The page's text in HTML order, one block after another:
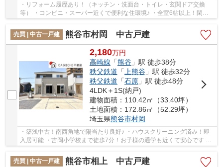
・リフォーム履歴あり！（キッチン・洗面台・トイレ・玄関ドア交換
等） ・コンビニ・スーパー近くで便利な住環境♪ ・全室6帖以上！閑静
な住宅街♪ いつでもお気軽にお声がけください♪ ...
売買 | 中古一戸建
熊谷市村岡 中古戸建
2,180万円
高崎線 「熊谷」駅 徒歩38分
秩父鉄道 「 上熊谷」駅 徒歩32分
秩父鉄道 「石原」駅 徒歩48分
4LDK＋1S(納戸)
建物面積：110.42㎡（33.40坪）
土地面積：172.86㎡（52.29坪）
埼玉県熊谷市村岡
・築浅中古！南西角地で陽当たり良好♪ ・ハウスクリーニング済み！即
入居可能 ・吉岡小学校まで徒歩7分！お子様の通学も近くて安心です い
つでもお気軽にお声がけください♪ 駅からの...
売買 | 中古一戸建
熊谷市相上 中古戸建